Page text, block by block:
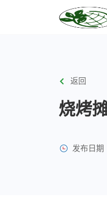
返回
烧烤
发布日期